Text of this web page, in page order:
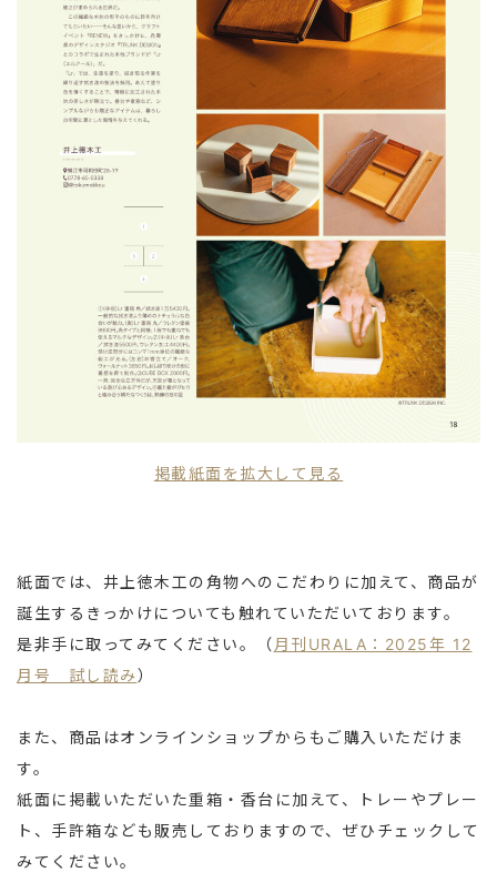
掲載紙面を拡大して見る
紙面では、井上徳木工の角物へのこだわりに加えて、商品が
誕生するきっかけについても触れていただいております。
是非手に取ってみてください。（月刊URALA：2025年 12
月号 試し読み）
また、商品はオンラインショップからもご購入いただけま
す。
紙面に掲載いただいた重箱・香台に加えて、トレーやプレー
ト、手許箱なども販売しておりますので、ぜひチェックして
みてください。